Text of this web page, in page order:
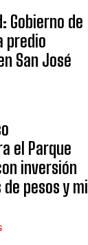
Gobierno de
predio
San José
el Parque
inversión
pesos y mil